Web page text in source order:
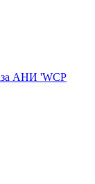
АНИ 'WCP